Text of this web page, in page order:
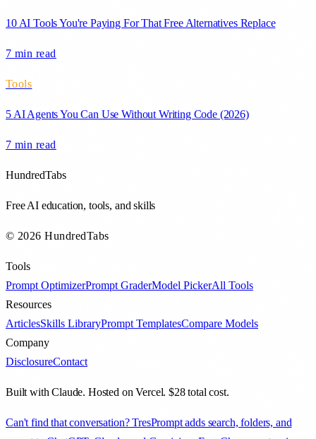
10 AI Tools You're Paying For That Free Alternatives Replace
7 min read
Tools
5 AI Agents You Can Use Without Writing Code (2026)
7 min read
HundredTabs
Free AI education, tools, and skills
© 2026 HundredTabs
Tools
Prompt OptimizerPrompt GraderModel PickerAll Tools
Resources
ArticlesSkills LibraryPrompt TemplatesCompare Models
Company
DisclosureContact
Built with Claude. Hosted on Vercel. $28 total cost.
Can't find that conversation? TresPrompt adds search, folders, and